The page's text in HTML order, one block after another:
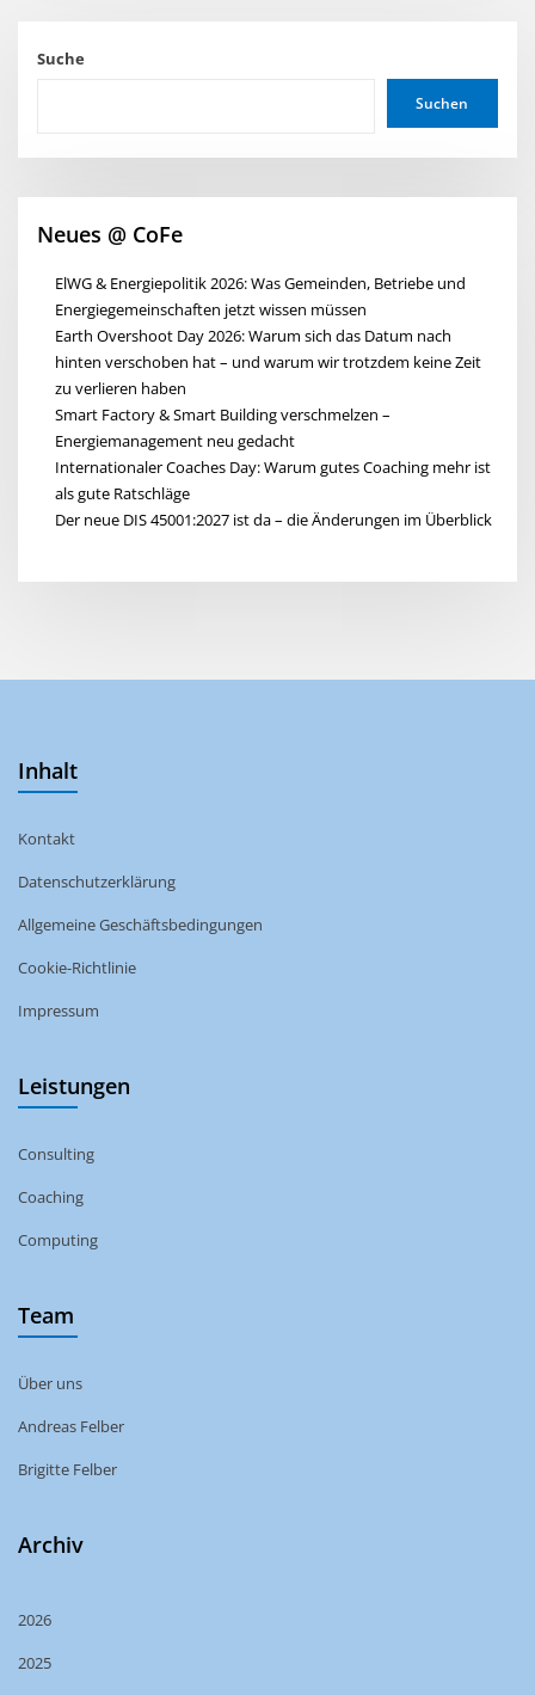
Suche
Suchen
Neues @ CoFe
ElWG & Energiepolitik 2026: Was Gemeinden, Betriebe und
Energiegemeinschaften jetzt wissen müssen
Earth Overshoot Day 2026: Warum sich das Datum nach
hinten verschoben hat – und warum wir trotzdem keine Zeit
zu verlieren haben
Smart Factory & Smart Building verschmelzen –
Energiemanagement neu gedacht
Internationaler Coaches Day: Warum gutes Coaching mehr ist
als gute Ratschläge
Der neue DIS 45001:2027 ist da – die Änderungen im Überblick
Inhalt
Kontakt
Datenschutzerklärung
Allgemeine Geschäftsbedingungen
Cookie-Richtlinie
Impressum
Leistungen
Consulting
Coaching
Computing
Team
Über uns
Andreas Felber
Brigitte Felber
Archiv
2026
2025